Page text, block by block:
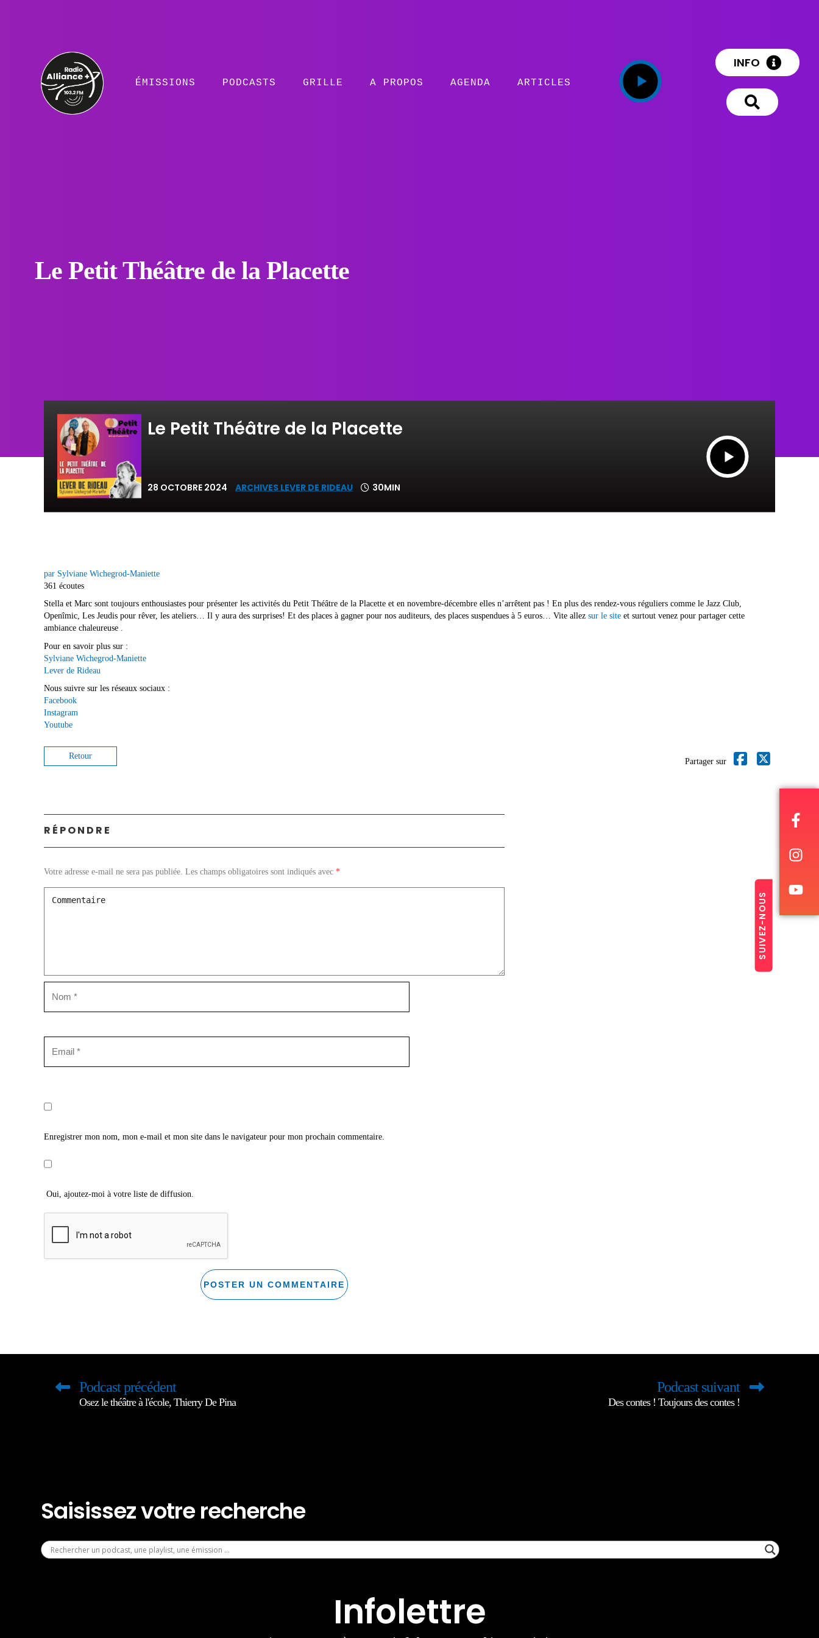
ÉMISSIONS PODCASTS GRILLE A PROPOS AGENDA ARTICLES
INFO
SUIVEZ-NOUS
Le Petit Théâtre de la Placette
Le Petit Théâtre de la Placette
28 OCTOBRE 2024 ARCHIVES LEVER DE RIDEAU 30MIN
par Sylviane Wichegrod-Maniette
361 écoutes
Stella et Marc sont toujours enthousiastes pour présenter les activités du Petit Théâtre de la Placette et en novembre-décembre elles n’arrêtent pas ! En plus des rendez-vous réguliers comme le Jazz Club,
Openîmic, Les Jeudis pour rêver, les ateliers… Il y aura des surprises! Et des places à gagner pour nos auditeurs, des places suspendues à 5 euros… Vite allez sur le site et surtout venez pour partager cette
ambiance chaleureuse .
Pour en savoir plus sur :
Sylviane Wichegrod-Maniette
Lever de Rideau
Nous suivre sur les réseaux sociaux :
Facebook
Instagram
Youtube
Retour
Partager sur
RÉPONDRE
Votre adresse e-mail ne sera pas publiée. Les champs obligatoires sont indiqués avec *
Enregistrer mon nom, mon e-mail et mon site dans le navigateur pour mon prochain commentaire.
Oui, ajoutez-moi à votre liste de diffusion.
Podcast précédent
Osez le théâtre à l'école, Thierry De Pina
Podcast suivant
Des contes ! Toujours des contes !
Saisissez votre recherche
Infolettre